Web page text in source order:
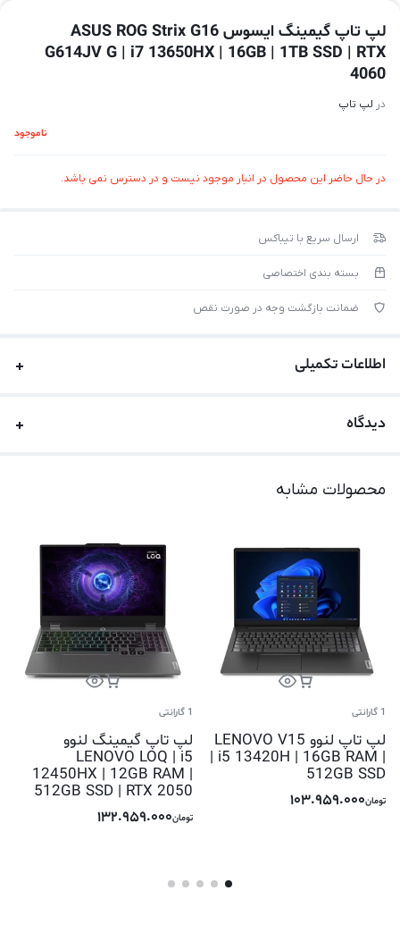
لپ تاپ گیمینگ ایسوس ASUS ROG Strix G16
G614JV G | i7 13650HX | 16GB | 1TB SSD | RTX
4060
در لپ تاپ
ناموجود
در حال حاضر این محصول در انبار موجود نیست و در دسترس نمی باشد.
ارسال سریع با تیباکس
بسته بندی اختصاصی
ضمانت بازگشت وجه در صورت نقص
اطلاعات تکمیلی
دیدگاه
محصولات مشابه
1 گارانتی
لپ تاپ لنوو LENOVO V15
| i5 13420H | 16GB RAM |
512GB SSD
تومان103.959.000
1 گارانتی
لپ تاپ گیمینگ لنوو
LENOVO LOQ | i5
12450HX | 12GB RAM |
512GB SSD | RTX 2050
تومان132.959.000